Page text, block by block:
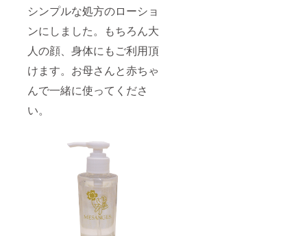
シンプルな処方のローショ
ンにしました。もちろん大
人の顔、身体にもご利用頂
けます。お母さんと赤ちゃ
んで一緒に使ってくださ
い。